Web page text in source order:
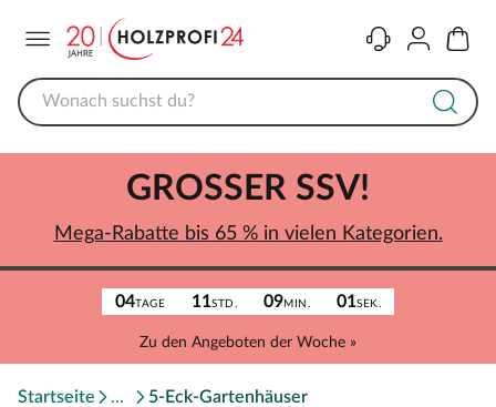
KontaktKonto
04TAGE 11STD. 09MIN. 01SEK.
Zu den Angeboten der Woche »
GROSSER SSV!
Mega-Rabatte bis 65 % in vielen Kategorien.
Startseite 5-Eck-Gartenhäuser